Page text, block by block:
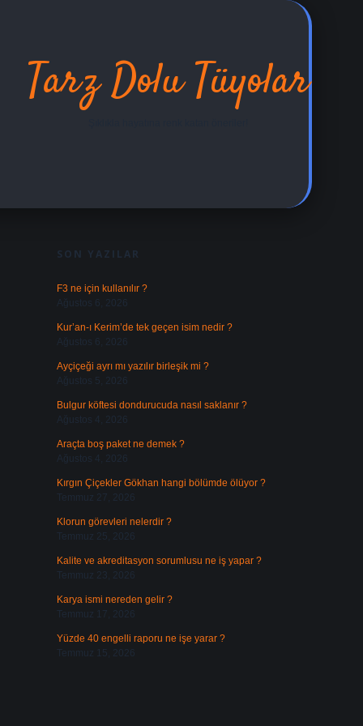
Tarz Dolu Tüyolar
SON YAZILAR
F3 ne için kullanılır ?
Ağustos 6, 2026
Kur’an-ı Kerim’de tek geçen isim nedir ?
Ağustos 6, 2026
Ayçiçeği ayrı mı yazılır birleşik mi ?
Ağustos 5, 2026
Bulgur köftesi dondurucuda nasıl saklanır ?
Ağustos 4, 2026
Araçta boş paket ne demek ?
Ağustos 4, 2026
Kırgın Çiçekler Gökhan hangi bölümde ölüyor ?
Temmuz 27, 2026
Klorun görevleri nelerdir ?
Temmuz 25, 2026
Kalite ve akreditasyon sorumlusu ne iş yapar ?
Temmuz 23, 2026
Karya ismi nereden gelir ?
Temmuz 17, 2026
Yüzde 40 engelli raporu ne işe yarar ?
Temmuz 15, 2026